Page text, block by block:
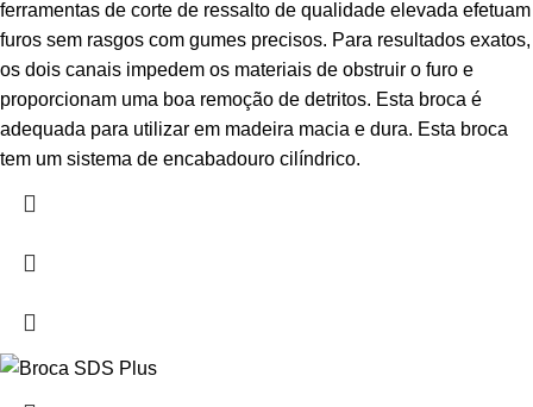
ferramentas de corte de ressalto de qualidade elevada efetuam
furos sem rasgos com gumes precisos. Para resultados exatos,
os dois canais impedem os materiais de obstruir o furo e
proporcionam uma boa remoção de detritos. Esta broca é
adequada para utilizar em madeira macia e dura. Esta broca
tem um sistema de encabadouro cilíndrico.